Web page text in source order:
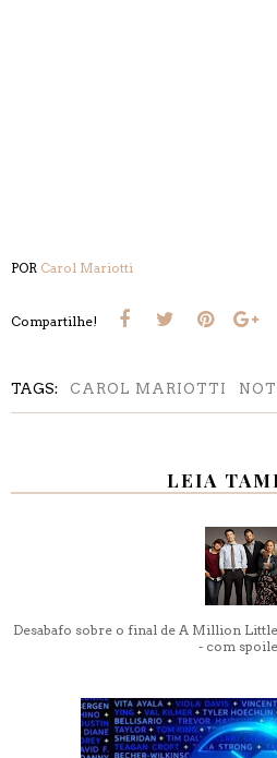
POR Carol Mariotti
Compartilhe!
TAGS: CAROL MARIOTTI
LEIA
Desabafo sobre o final de A Million
- com